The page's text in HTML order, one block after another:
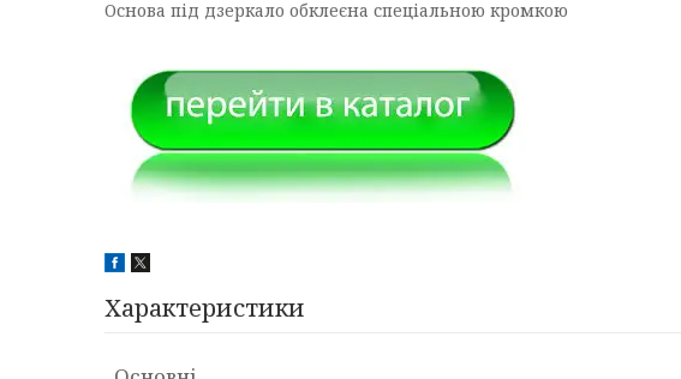
Основа під дзеркало обклеєна спеціальною кромкою
Характеристики